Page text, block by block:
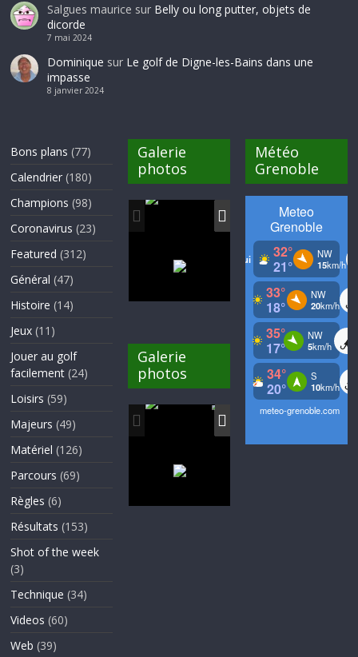
Salgues maurice sur Belly ou long putter, objets de
dicorde
7 mai 2024
Dominique sur Le golf de Digne-les-Bains dans une
impasse
8 janvier 2024
Bons plans (77)
Calendrier (180)
Champions (98)
Coronavirus (23)
Featured (312)
Général (47)
Histoire (14)
Jeux (11)
Jouer au golf
facilement (24)
Loisirs (59)
Majeurs (49)
Matériel (126)
Parcours (69)
Règles (6)
Résultats (153)
Shot of the week
(3)
Technique (34)
Videos (60)
Web (39)
Galerie
photos
Galerie
photos
Météo
Grenoble